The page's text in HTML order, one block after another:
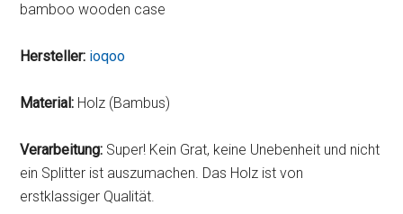
bamboo wooden case
Hersteller: ioqoo
Material: Holz (Bambus)
Verarbeitung: Super! Kein Grat, keine Unebenheit und nicht
ein Splitter ist auszumachen. Das Holz ist von
erstklassiger Qualität.